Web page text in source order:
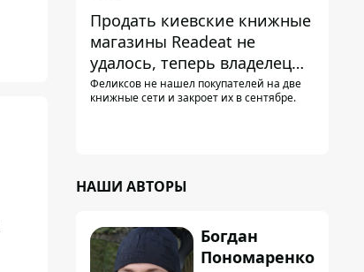
Продать киевские книжные
магазины Readeat не
удалось, теперь владелец
их просто закроет
Феликсов не нашел покупателей на две
книжные сети и закроет их в сентябре.
НАШИ АВТОРЫ
Богдан
Пономаренко